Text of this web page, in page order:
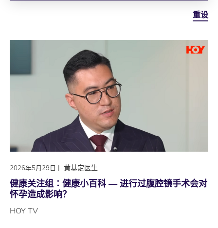
重设
2026年5月29日 | 黄基定医生
健康关注组∶健康小百科 — 进行过腹腔镜手术会对
怀孕造成影响？
HOY TV